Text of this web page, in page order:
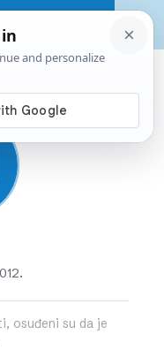
osuđeni su da je